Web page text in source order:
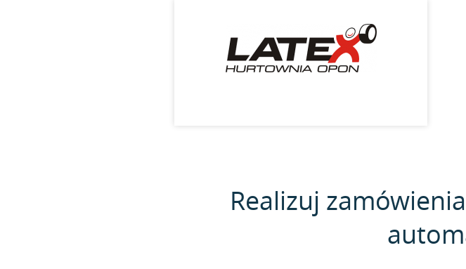
Realizuj